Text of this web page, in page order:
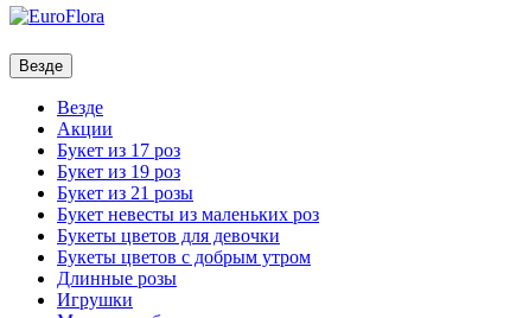
Везде
Везде
Акции
Букет из 17 роз
Букет из 19 роз
Букет из 21 розы
Букет невесты из маленьких роз
Букеты цветов для девочки
Букеты цветов с добрым утром
Длинные розы
Игрушки